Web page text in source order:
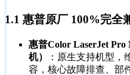
1.1 惠普原厂 100%完全
惠普Color LaserJet Pro
机）
：原生支持机型，
容，核心故障排查、部